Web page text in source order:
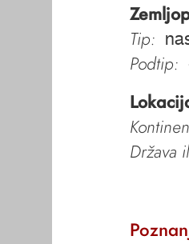
Tip:
Podtip:
Država